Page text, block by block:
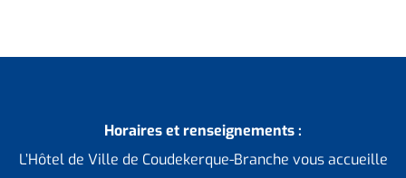
Horaires et renseignements :
L’Hôtel de Ville de Coudekerque-Branche vous accueille